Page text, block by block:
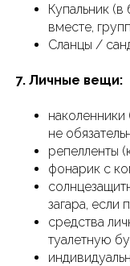
Купальник
вместе,
Сланцы /
7. Личные вещи:
не
репелленты
фонарик с
загара, если
средства
туалетную